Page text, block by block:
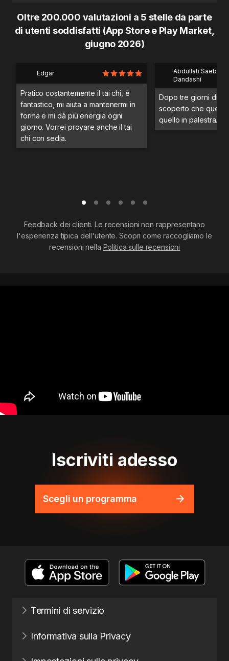
Oltre 200.000 valutazioni a 5 stelle da parte
di utenti soddisfatti (App Store e Play Market,
giugno 2026)
Edgar
Pratico costantemente il tai chi, è
fantastico, mi aiuta a mantenermi in
forma e mi dà più energia ogni
giorno. Vorrei provare anche il tai
chi con sedia.
Abdullah Saeb Al
Dandashi
Dopo tre giorni di
scoperto che
quello in palestra.
Feedback dei clienti. Le recensioni non rappresentano
l'esperienza tipica dell'utente. Scopri come raccogliamo le
recensioni nella Politica sulle recensioni
Iscriviti adesso
Scegli un programma
Termini di servizio
Informativa sulla Privacy